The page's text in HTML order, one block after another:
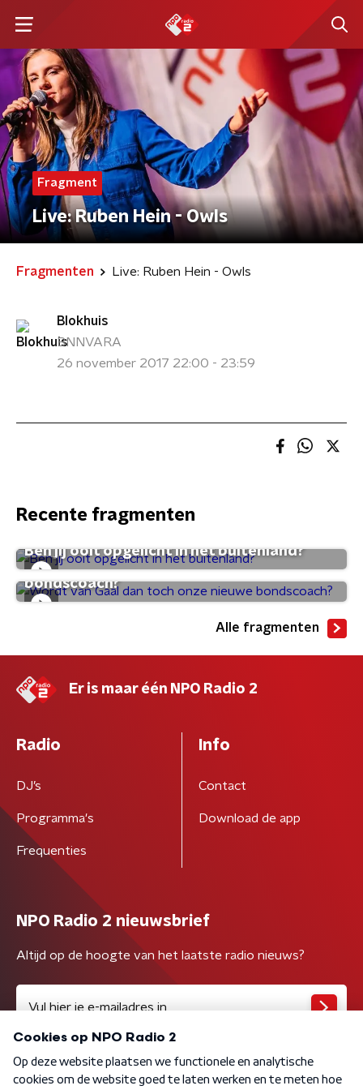
Fragment
Live: Ruben Hein - Owls
Fragmenten Live: Ruben Hein - Owls
Blokhuis
BNNVARA
26 november 2017 22:00 - 23:59
Recente fragmenten
Ben jij ooit opgelicht in het buitenland?
Wordt van Gaal dan toch onze nieuwe
bondscoach?
Alle fragmenten
Er is maar één NPO Radio 2
Radio
DJ’s
Programma's
Frequenties
Info
Contact
Download de app
NPO Radio 2 nieuwsbrief
Altijd op de hoogte van het laatste radio nieuws?